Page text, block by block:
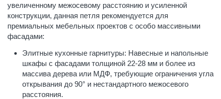
увеличенному межосевому расстоянию и усиленной
конструкции, данная петля рекомендуется для
премиальных мебельных проектов с особо массивными
фасадами:
Элитные кухонные гарнитуры: Навесные и напольные
шкафы с фасадами толщиной 22-28 мм и более из
массива дерева или МДФ, требующие ограничения угла
открывания до 90° и нестандартного межосевого
расстояния.